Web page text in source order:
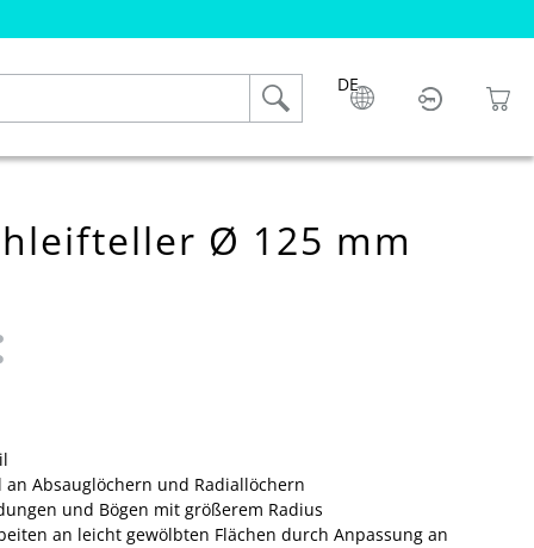
DE
Ø 125 mm
Absauglöchern und Radiallöchern
und Bögen mit größerem Radius
an leicht gewölbten Flächen durch Anpassung an